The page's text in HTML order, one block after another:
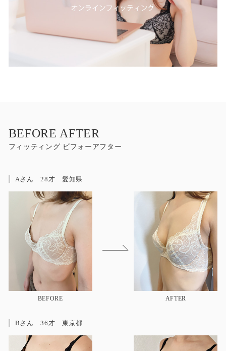
BEFORE AFTER
フィッティング ビフォーアフター
Aさん 28才 愛知県
BEFORE AFTER
Bさん 36才 東京都